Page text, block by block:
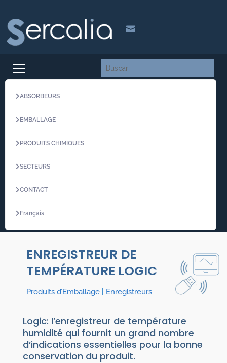

ABSORBEURS
EMBALLAGE
PRODUITS CHIMIQUES
SECTEURS
CONTACT
Français
ENREGISTREUR DE
TEMPÉRATURE LOGIC
Produits d’Emballage Enregistreurs
Logic: l’enregistreur de température
humidité qui fournit un grand nombre
d’indications essentielles pour la bonne
conservation du produit.